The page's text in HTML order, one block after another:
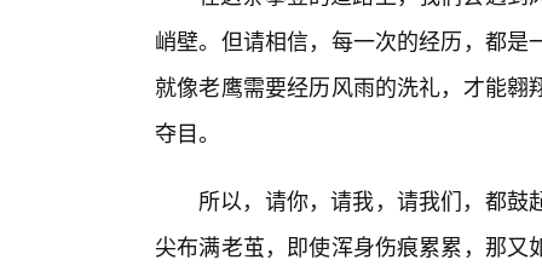
峭壁。但请相信，每一次的经历，都
就像老鹰需要经历风雨的洗礼，才能
夺目。
所以，请你，请我，请我们，都
尖布满老茧，即使浑身伤痕累累，那